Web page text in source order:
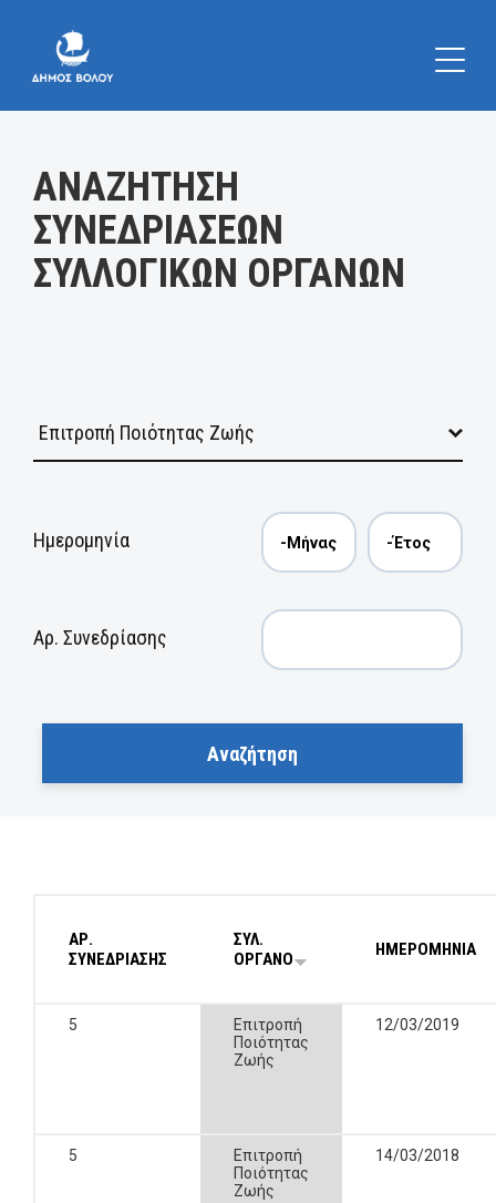
ΑΝΑΖΗΤΗΣΗ
ΣΥΝΕΔΡΙΑΣΕΩΝ
ΣΥΛΛΟΓΙΚΩΝ ΟΡΓΑΝΩΝ
Ημερομηνία
Αρ. Συνεδρίασης
ΑΡ.
ΣΥΝΕΔΡΙΑΣΗΣ
ΣΥΛ.
ΟΡΓΑΝΟ
ΗΜΕΡΟΜΗΝΙΑ
5
Επιτροπή
Ποιότητας
Ζωής
12/03/2019
5
Επιτροπή
Ποιότητας
Ζωής
14/03/2018